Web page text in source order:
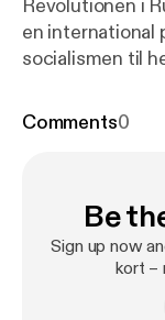
Revolutionen i
en international
socialismen til
ofte også var
propaganda,
var
flere danske
politiske kamp
mod 2.
Comments0
Be
Sign up now
kort –